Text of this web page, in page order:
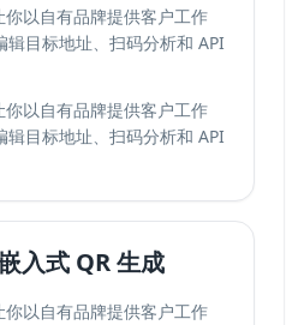
以自有品牌提供客户工作
辑目标地址、扫码分析和 API
以自有品牌提供客户工作
辑目标地址、扫码分析和 API
入式 QR 生成
以自有品牌提供客户工作